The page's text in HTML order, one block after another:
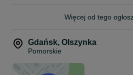
Więcej od tego
Gdańsk, Olszynka
Pomorskie